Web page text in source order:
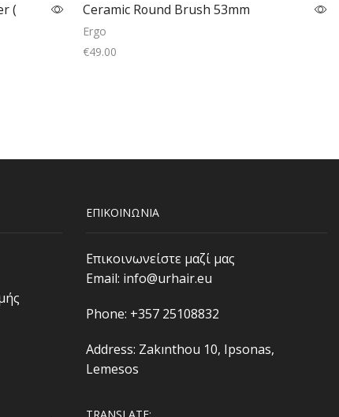
(
Ceramic Round Brush 53mm
Ergo
€49.00
ΕΠΙΚΟΙΝΩΝΙΑ
Επικοινωνείστε μαζί μας
Email: info@urhair.eu
Phone: +357 25108832
Address: Zakınthou 10, Ipsonas,
Lemesos